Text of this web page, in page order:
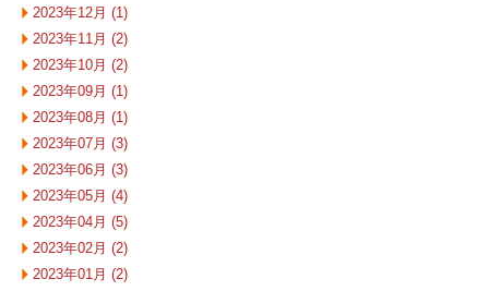
2023年12月 (1)
2023年11月 (2)
2023年10月 (2)
2023年09月 (1)
2023年08月 (1)
2023年07月 (3)
2023年06月 (3)
2023年05月 (4)
2023年04月 (5)
2023年02月 (2)
2023年01月 (2)